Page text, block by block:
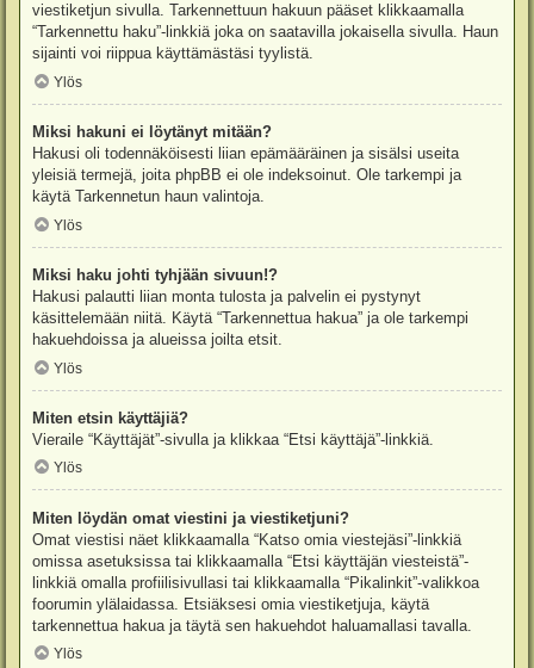
viestiketjun sivulla. Tarkennettuun hakuun pääset klikkaamalla
“Tarkennettu haku”-linkkiä joka on saatavilla jokaisella sivulla. Haun
sijainti voi riippua käyttämästäsi tyylistä.
Ylös
Miksi hakuni ei löytänyt mitään?
Hakusi oli todennäköisesti liian epämääräinen ja sisälsi useita
yleisiä termejä, joita phpBB ei ole indeksoinut. Ole tarkempi ja
käytä Tarkennetun haun valintoja.
Ylös
Miksi haku johti tyhjään sivuun!?
Hakusi palautti liian monta tulosta ja palvelin ei pystynyt
käsittelemään niitä. Käytä “Tarkennettua hakua” ja ole tarkempi
hakuehdoissa ja alueissa joilta etsit.
Ylös
Miten etsin käyttäjiä?
Vieraile “Käyttäjät”-sivulla ja klikkaa “Etsi käyttäjä”-linkkiä.
Ylös
Miten löydän omat viestini ja viestiketjuni?
Omat viestisi näet klikkaamalla “Katso omia viestejäsi”-linkkiä
omissa asetuksissa tai klikkaamalla “Etsi käyttäjän viesteistä”-
linkkiä omalla profiilisivullasi tai klikkaamalla “Pikalinkit”-valikkoa
foorumin ylälaidassa. Etsiäksesi omia viestiketjuja, käytä
tarkennettua hakua ja täytä sen hakuehdot haluamallasi tavalla.
Ylös